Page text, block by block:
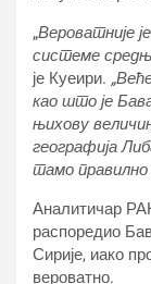
„Вероватније
системе
је Куеири.
као што је
њихову
географија
тамо
Аналитичар
распоредио
Сирије, иако
вероватно.